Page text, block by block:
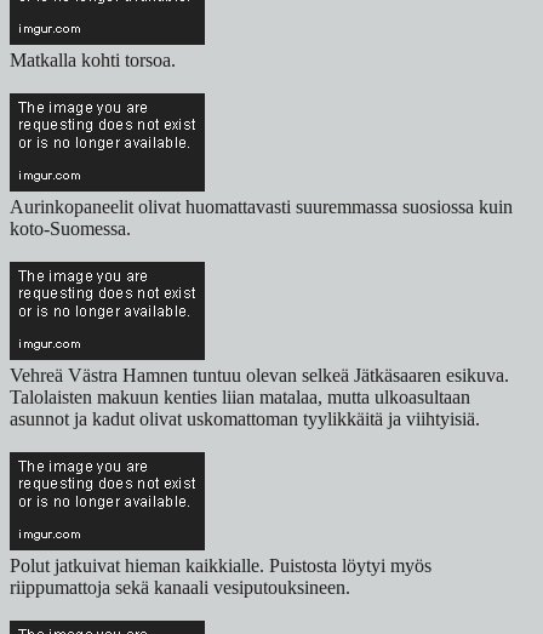
Matkalla kohti torsoa.
Aurinkopaneelit olivat huomattavasti suuremmassa suosiossa kuin
koto-Suomessa.
Vehreä Västra Hamnen tuntuu olevan selkeä Jätkäsaaren esikuva.
Talolaisten makuun kenties liian matalaa, mutta ulkoasultaan
asunnot ja kadut olivat uskomattoman tyylikkäitä ja viihtyisiä.
Polut jatkuivat hieman kaikkialle. Puistosta löytyi myös
riippumattoja sekä kanaali vesiputouksineen.